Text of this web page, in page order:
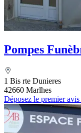
Pompes
1 Bis rte Dunieres
42660 Marlhes
Déposez le premier avis